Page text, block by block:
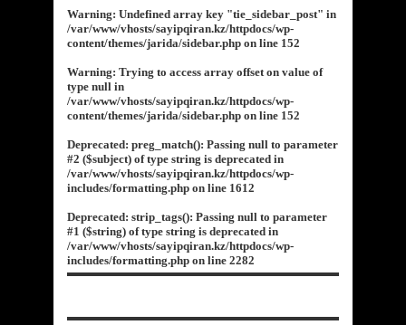
Warning: Undefined array key "tie_sidebar_post" in
/var/www/vhosts/sayipqiran.kz/httpdocs/wp-
content/themes/jarida/sidebar.php on line 152
Warning: Trying to access array offset on value of
type null in
/var/www/vhosts/sayipqiran.kz/httpdocs/wp-
content/themes/jarida/sidebar.php on line 152
Deprecated: preg_match(): Passing null to parameter
#2 ($subject) of type string is deprecated in
/var/www/vhosts/sayipqiran.kz/httpdocs/wp-
includes/formatting.php on line 1612
Deprecated: strip_tags(): Passing null to parameter
#1 ($string) of type string is deprecated in
/var/www/vhosts/sayipqiran.kz/httpdocs/wp-
includes/formatting.php on line 2282